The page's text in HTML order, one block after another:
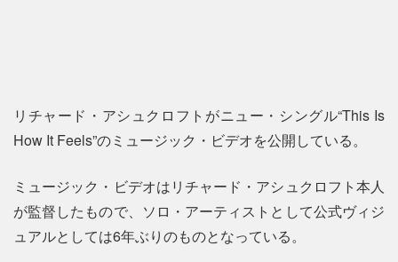
リチャード・アシュクロフトがニュー・シングル“This Is
How It Feels”のミュージック・ビデオを公開している。
ミュージック・ビデオはリチャード・アシュクロフト本人
が監督したもので、ソロ・アーティストとして公式ヴィジ
ュアルとしては6年ぶりのものとなっている。